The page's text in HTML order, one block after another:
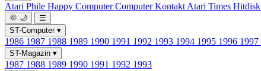
Atari Phile Happy ComputerComputer Kontakt Atari Times Hitdisk
🌞 🌙
☰
ST-Computer ▾
1986 1987 1988 1989 1990 1991 1992 1993 1994 1995 1996 1997
ST-Magazin ▾
1987 1988 1989 1990 1991 1992 1993